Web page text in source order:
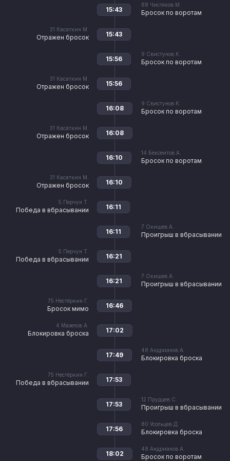
88 Чистяков М.
Бросок по воротам
15:43
31 Касаткин М.
Отражен бросок 15:43
9 Свистунов К.
Бросок по воротам
15:56
31 Касаткин М.
Отражен бросок 15:56
9 Свистунов К.
Бросок по воротам
16:08
31 Касаткин М.
Отражен бросок 16:08
14 Бексеитов А.
Бросок по воротам
16:10
31 Касаткин М.
Отражен бросок 16:10
5 Перчун Т.
Победа в вбрасывании 16:11
7 Окишев А.
Проигрыш в вбрасывании
16:11
5 Перчун Т.
Победа в вбрасывании 16:21
7 Окишев А.
Проигрыш в вбрасывании
16:21
75 Нестёркин Г.
Бросок мимо 16:46
4 Мазепов А.
Блокировка броска 17:02
48 Андрианов А.
Блокировка броска
17:49
75 Нестёркин Г.
Победа в вбрасывании 17:53
12 Прудцев С.
Проигрыш в вбрасывании
17:53
80 Усольцев Д.
Блокировка броска
17:56
48 Андрианов А.
Бросок по воротам
18:02